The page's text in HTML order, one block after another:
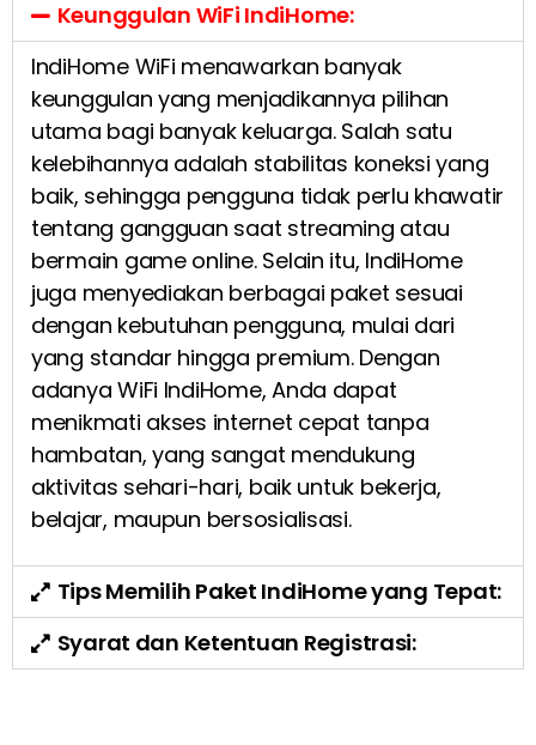
Keunggulan WiFi IndiHome:
IndiHome WiFi menawarkan banyak
keunggulan yang menjadikannya pilihan
utama bagi banyak keluarga. Salah satu
kelebihannya adalah stabilitas koneksi yang
baik, sehingga pengguna tidak perlu khawatir
tentang gangguan saat streaming atau
bermain game online. Selain itu, IndiHome
juga menyediakan berbagai paket sesuai
dengan kebutuhan pengguna, mulai dari
yang standar hingga premium. Dengan
adanya WiFi IndiHome, Anda dapat
menikmati akses internet cepat tanpa
hambatan, yang sangat mendukung
aktivitas sehari-hari, baik untuk bekerja,
belajar, maupun bersosialisasi.
Tips Memilih Paket IndiHome yang Tepat:
Syarat dan Ketentuan Registrasi: